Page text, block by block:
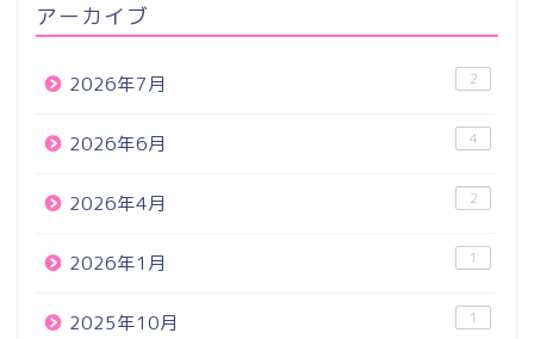
アーカイブ
2026年7月 2
2026年6月 4
2026年4月 2
2026年1月 1
2025年10月 1